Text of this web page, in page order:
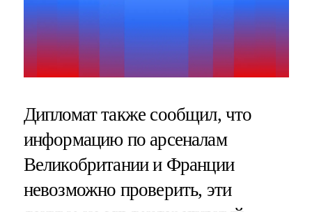
Дипломат также сообщил, что
информацию по арсеналам
Великобритании и Франции
невозможно проверить, эти